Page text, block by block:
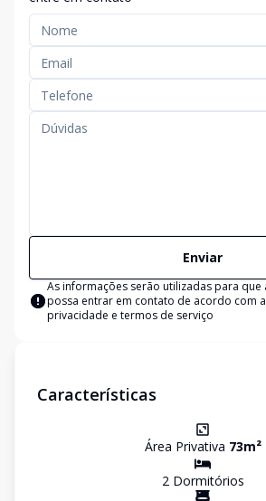
Enviar
As informações serão utilizadas para que
possa entrar em contato de acordo com a
privacidade e termos de serviço
Características
Área Privativa 73m²
2Dormitórios